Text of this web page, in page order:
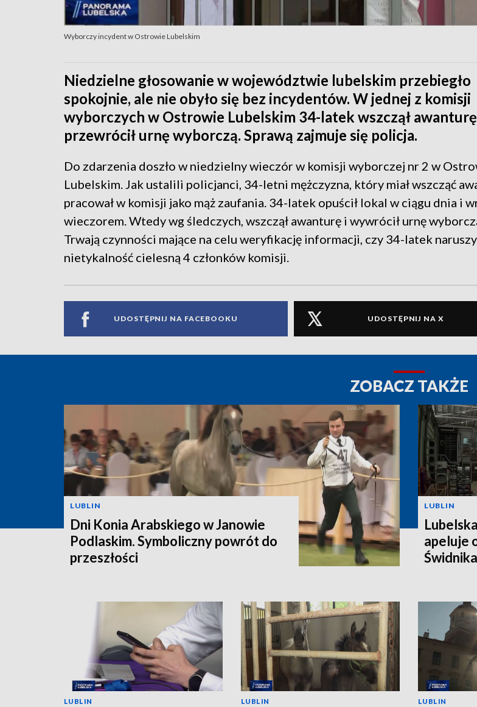
Wyborczy incydent w Ostrowie Lubelskim
Niedzielne głosowanie w województwie lubelskim przebiegło
spokojnie, ale nie obyło się bez incydentów. W jednej z komisji
wyborczych w Ostrowie Lubelskim 34-latek wszczął
przewrócił urnę wyborczą. Sprawą zajmuje się policja.
Do zdarzenia doszło w niedzielny wieczór w komisji wyborczej nr 2 w
Lubelskim. Jak ustalili policjanci, 34-letni mężczyzna, który miał wszcząć
pracował w komisji jako mąż zaufania. 34-latek opuścił lokal w ciągu dnia i
wieczorem. Wtedy wg śledczych, wszczął awanturę i wywrócił urnę
Trwają czynności mające na celu weryfikację informacji, czy 34-latek
nietykalność cielesną 4 członków komisji.
UDOSTĘPNIJ NA FACEBOOKU UDOSTĘPNIJ NA X
ZOBACZ TAKŻE
LUBLIN
Dni Konia Arabskiego w Janowie
Podlaskim. Symboliczny powrót do
przeszłości
LUBLIN
apeluje
Świdnika
LUBLIN LUBLIN LUBLIN